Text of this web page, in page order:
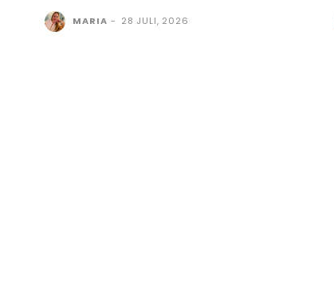
MARIA - 28 JULI, 2026